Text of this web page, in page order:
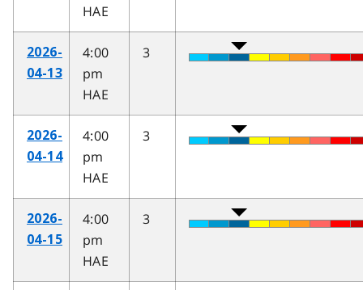
HAE
2026-
04-13
4:00
pm
HAE
3
2026-
04-14
4:00
pm
HAE
3
2026-
04-15
4:00
pm
HAE
3